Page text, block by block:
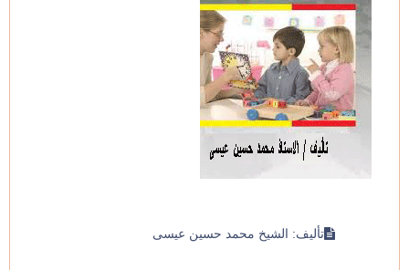
تأليف: الشيخ محمد حسين عيسى